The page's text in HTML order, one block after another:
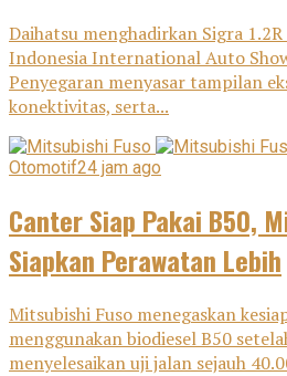
Daihatsu menghadirkan Sigra
Indonesia International Auto
Penyegaran menyasar tampilan
konektivitas, serta...
Otomotif24 jam ago
Canter Siap Pakai B50,
Siapkan Perawatan Lebih
Mitsubishi Fuso menegaskan
menggunakan biodiesel B50
menyelesaikan uji jalan sejauh